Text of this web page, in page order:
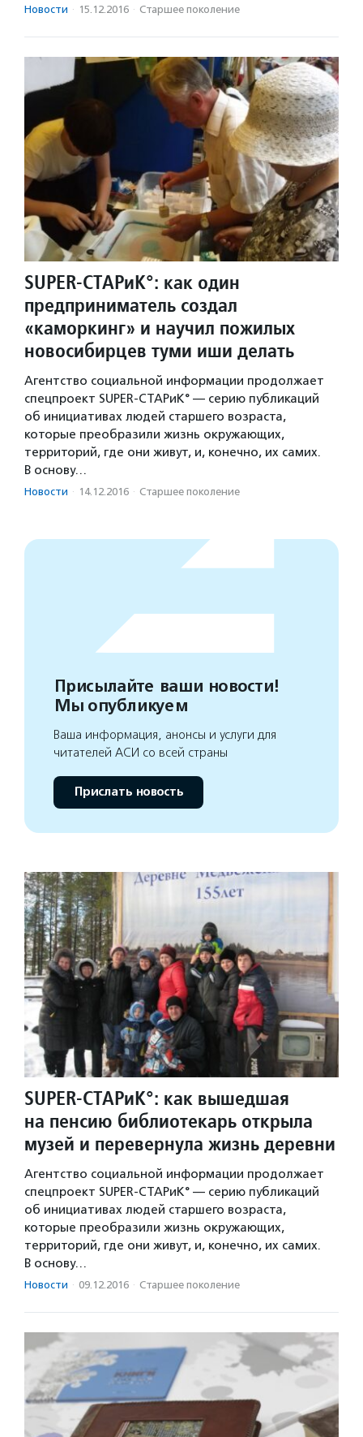
Новости · 15.12.2016 · Старшее поколение
SUPER-СТАРиК°: как один
предприниматель создал
«каморкинг» и научил пожилых
новосибирцев туми иши делать
Агентство социальной информации продолжает
спецпроект SUPER-СТАРиК° — серию публикаций
об инициативах людей старшего возраста,
которые преобразили жизнь окружающих,
территорий, где они живут, и, конечно, их самих.
В основу…
Новости · 14.12.2016 · Старшее поколение
Присылайте ваши новости!
Мы опубликуем
Ваша информация, анонсы и услуги для
читателей АСИ со всей страны
Прислать новость
SUPER-СТАРиК°: как вышедшая
на пенсию библиотекарь открыла
музей и перевернула жизнь деревни
Агентство социальной информации продолжает
спецпроект SUPER-СТАРиК° — серию публикаций
об инициативах людей старшего возраста,
которые преобразили жизнь окружающих,
территорий, где они живут, и, конечно, их самих.
В основу…
Новости · 09.12.2016 · Старшее поколение